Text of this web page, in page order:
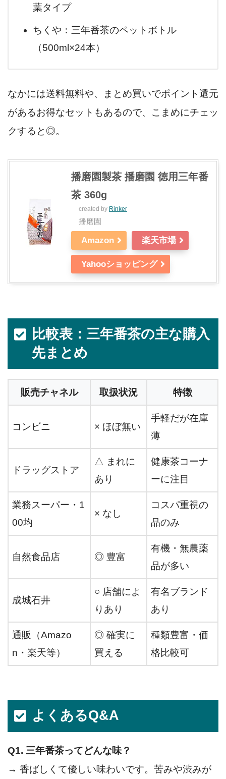
葉タイプ
ちくや：三年番茶のペットボトル
（500ml×24本）
なかには送料無料や、まとめ買いでポイント還元
があるお得なセットもあるので、こまめにチェッ
クすると◎。
播磨園製茶 播磨園 徳用三年番
茶 360g
created by Rinker
播磨園
Amazon 楽天市場
Yahooショッピング
比較表：三年番茶の主な購入
先まとめ
販売チャネル 取扱状況 特徴
コンビニ × ほぼ無い
手軽だが在庫
薄
ドラッグストア
△ まれに
あり
健康茶コーナ
ーに注目
業務スーパー・1
00均
× なし
コスパ重視の
品のみ
自然食品店 ◎ 豊富
有機・無農薬
品が多い
成城石井
○ 店舗によ
りあり
有名ブランド
あり
通販（Amazo
n・楽天等）
◎ 確実に
買える
種類豊富・価
格比較可
よくあるQ&A
Q1. 三年番茶ってどんな味？
→ 香ばしくて優しい味わいです。苦みや渋みが